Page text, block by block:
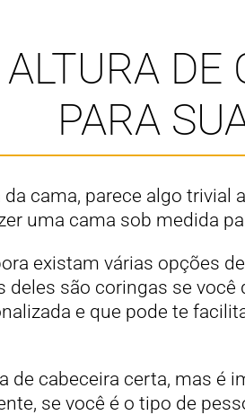
DE
PARA
cama, parece algo trivial
uma cama sob medida
existam várias opções
deles são coringas se
e que pode te
de cabeceira certa, mas é
se você é o tipo de